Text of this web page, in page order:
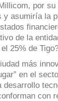
por su
y asumiría la
de la
25% de
más
en el
desarrollo
con